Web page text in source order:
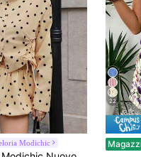
Modichic
22